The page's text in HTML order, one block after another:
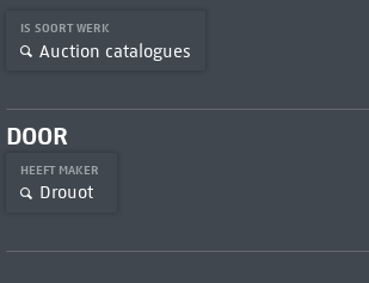
IS SOORT WERK
Auction catalogues
DOOR
HEEFT MAKER
Drouot